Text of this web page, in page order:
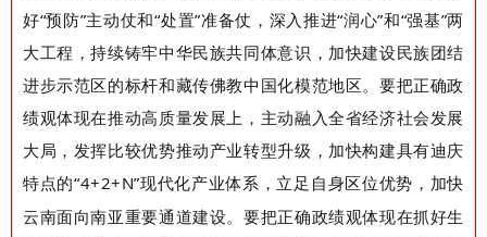
好“预防”主动仗和“处置”准备仗，深入推进“润心”和“强基”两
大工程，持续铸牢中华民族共同体意识，加快建设民族团结
进步示范区的标杆和藏传佛教中国化模范地区。要把正确政
绩观体现在推动高质量发展上 ， 主动融入全省经济社会发展
大局，发挥比较优势推动产业转型升级，加快构建具有迪庆
特点的“4+2+N”现代化产业体系，立足自身区位优势，加快
云南面向南亚重要通道建设。要把正确政绩观体现在抓好生